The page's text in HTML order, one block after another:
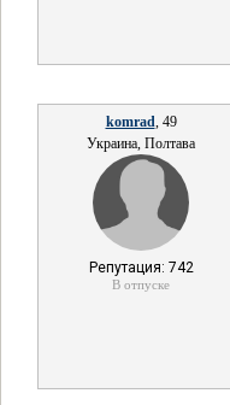
komrad, 49
Украина, Полтава
Репутация: 742
В отпуске